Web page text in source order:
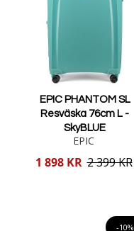
EPIC PHANTOM SL
Resväska 76cm L -
SkyBLUE
EPIC
Reducerat
1 898 KR 2 399 KR
-10%